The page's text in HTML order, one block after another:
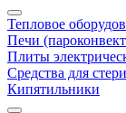
Тепловое
Печи
Плиты
Средства для
Кипятильники